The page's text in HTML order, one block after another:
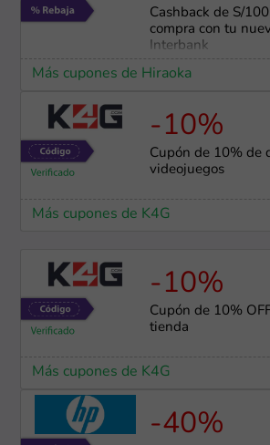
Cashback de S/
compra con tu
Interbank
Más cupones de Hiraoka
-10%
Cupón de 10% de
videojuegos
Más cupones de K4G
-10%
Cupón de 10%
tienda
Más cupones de K4G
-40%